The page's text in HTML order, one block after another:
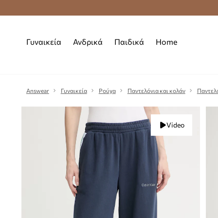
Δωρεάν
Γυναικεία Ανδρικά Παιδικά Home
Answear Γυναικεία Ρούχα Παντελόνια και κολάν
Video